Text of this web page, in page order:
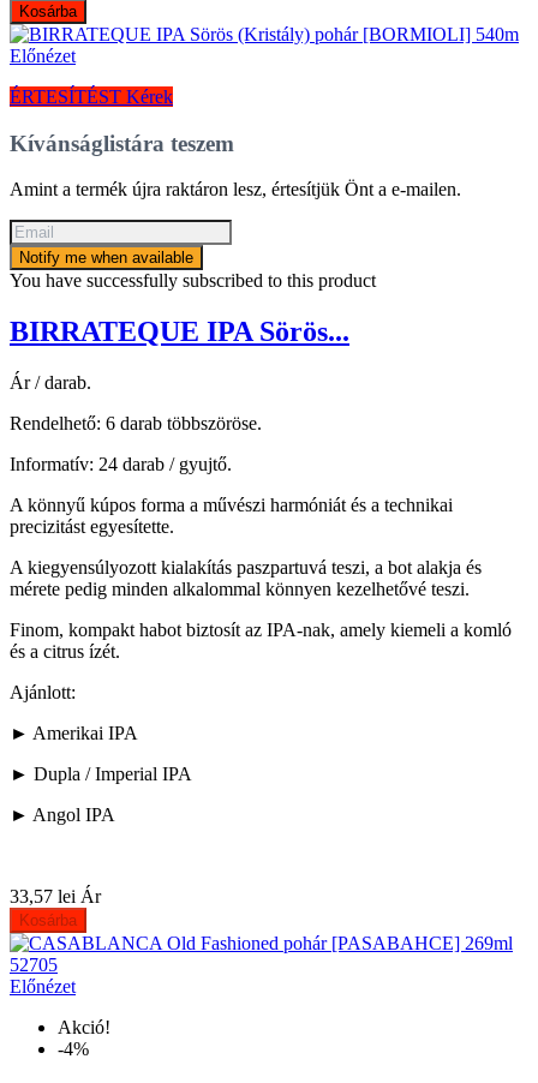
Kosárba
Előnézet
ÉRTESÍTÉST Kérek
Kívánságlistára teszem
Amint a termék újra raktáron lesz, értesítjük Önt a e-mailen.
Notify me when available
You have successfully subscribed to this product
BIRRATEQUE IPA Sörös...
Ár / darab.
Rendelhető: 6 darab többszöröse.
Informatív: 24 darab / gyujtő.
A könnyű kúpos forma a művészi harmóniát és a technikai
precizitást egyesítette.
A kiegyensúlyozott kialakítás paszpartuvá teszi, a bot alakja és
mérete pedig minden alkalommal könnyen kezelhetővé teszi.
Finom, kompakt habot biztosít az IPA-nak, amely kiemeli a komló
és a citrus ízét.
Ajánlott:
► Amerikai IPA
► Dupla / Imperial IPA
► Angol IPA
33,57 lei Ár
Kosárba
Előnézet
Akció!
-4%